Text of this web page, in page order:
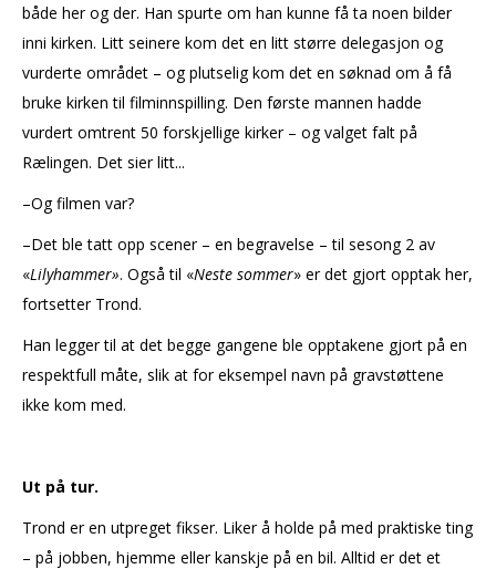
både her og der. Han spurte om han kunne få ta noen bilder
inni kirken. Litt seinere kom det en litt større delegasjon og
vurderte området – og plutselig kom det en søknad om å få
bruke kirken til filminnspilling. Den første mannen hadde
vurdert omtrent 50 forskjellige kirker – og valget falt på
Rælingen. Det sier litt...
–Og filmen var?
–Det ble tatt opp scener – en begravelse ­– til sesong 2 av
«Lilyhammer». Også til «Neste sommer» er det gjort opptak her,
fortsetter Trond.
Han legger til at det begge gangene ble opptakene gjort på en
respektfull måte, slik at for eksempel navn på gravstøttene
ikke kom med.
Ut på tur.
Trond er en utpreget fikser. Liker å holde på med praktiske ting
– på jobben, hjemme eller kanskje på en bil. Alltid er det et